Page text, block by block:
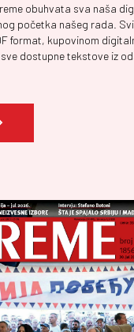
obuhvata sva naša
početka našeg rada.
format, kupovinom
dostupne tekstove iz